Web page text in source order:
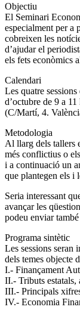
Objectiu
El Seminari
especialment per a
cobreixen les
d’ajudar el
els fets econòmics
Calendari
Les quatre
d’octubre de 9 a
(C/Martí, 4.
Metodologia
Al llarg dels tallers
més conflictius o
i a continuació un
que plantegen els i
Seria interessant
avançar les
podeu enviar
Programa sintètic
Les sessions seran
dels temes objecte
I.- Finançament
II.- Tributs estatals,
III.- Principals
IV.- Economia